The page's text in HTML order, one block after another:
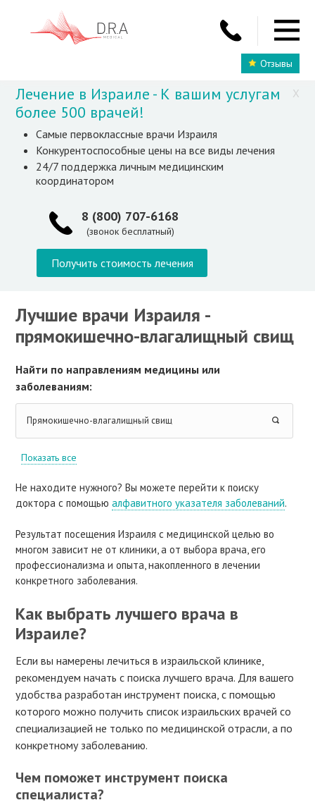
Отзывы
X
Лечение в Израиле - К вашим услугам
более 500 врачей!
Самые первоклассные врачи Израиля
Конкурентоспособные цены на все виды лечения
24/7 поддержка личным медицинским
координатором
8 (800) 707-6168
(звонок бесплатный)
Получить стоимость лечения
Лучшие врачи Израиля -
прямокишечно-влагалищный свищ
Найти по направлениям медицины или
заболеваниям:
Прямокишечно-влагалищный свищ
Показать все
Не находите нужного? Вы можете перейти к поиску
доктора с помощьюалфавитного указателя заболеваний.
Результат посещения Израиля с медицинской целью во
многом зависит не от клиники, а от выбора врача, его
профессионализма и опыта, накопленного в лечении
конкретного заболевания.
Как выбрать лучшего врача в
Израиле?
Если вы намерены лечиться в израильской клинике,
рекомендуем начать с поиска лучшего врача. Для вашего
удобства разработан инструмент поиска, с помощью
которого можно получить список израильских врачей со
специализацией не только по медицинской отрасли, а по
конкретному заболеванию.
Чем поможет инструмент поиска
специалиста?